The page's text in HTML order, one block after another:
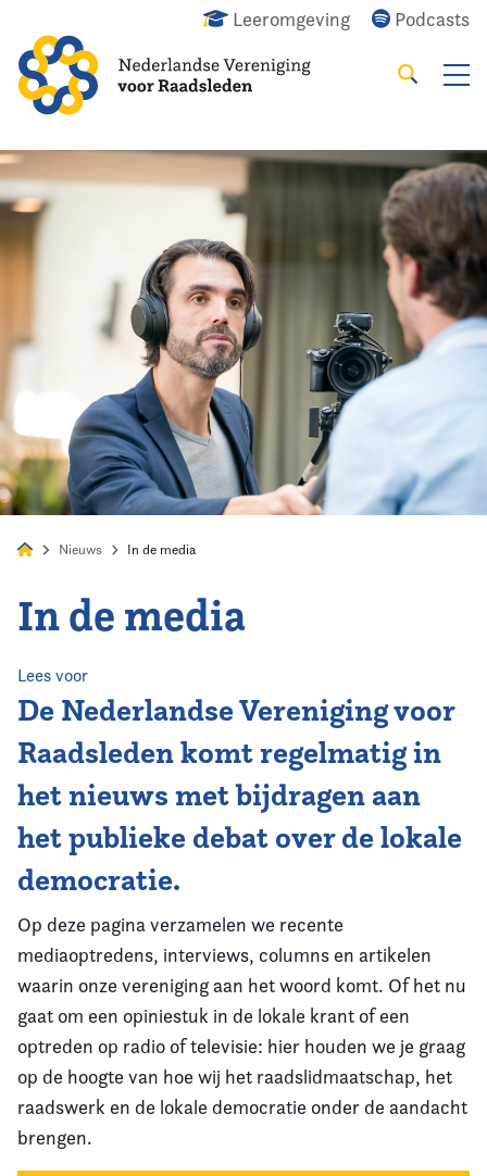
Leeromgeving Podcasts
Alles Nieuws Agenda Raadslid
Zoeken
Home
Agenda
Opleiding
Kennis & Informatie
Contact
Nieuws In de media
In de media
Lees voor
De Nederlandse Vereniging voor
Raadsleden komt regelmatig in
het nieuws met bijdragen aan
het publieke debat over de lokale
democratie.
Op deze pagina verzamelen we recente
mediaoptredens, interviews, columns en artikelen
waarin onze vereniging aan het woord komt. Of het nu
gaat om een opiniestuk in de lokale krant of een
optreden op radio of televisie: hier houden we je graag
op de hoogte van hoe wij het raadslidmaatschap, het
raadswerk en de lokale democratie onder de aandacht
brengen.